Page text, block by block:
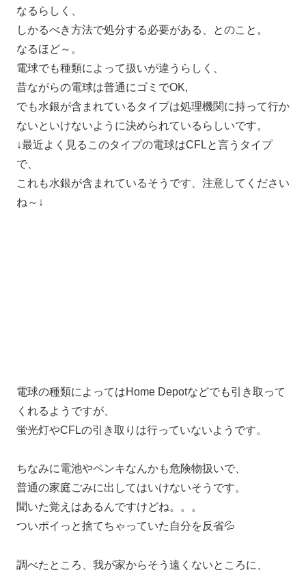
なるらしく、
しかるべき方法で処分する必要がある、とのこと。
なるほど～。
電球でも種類によって扱いが違うらしく、
昔ながらの電球は普通にゴミでOK,
でも水銀が含まれているタイプは処理機関に持って行か
ないといけないように決められているらしいです。
↓最近よく見るこのタイプの電球はCFLと言うタイプ
で、
これも水銀が含まれているそうです、注意してください
ね～↓
電球の種類によってはHome Depotなどでも引き取って
くれるようですが、
蛍光灯やCFLの引き取りは行っていないようです。
ちなみに電池やペンキなんかも危険物扱いで、
普通の家庭ごみに出してはいけないそうです。
聞いた覚えはあるんですけどね。。。
ついポイっと捨てちゃっていた自分を反省💦
調べたところ、我が家からそう遠くないところに、